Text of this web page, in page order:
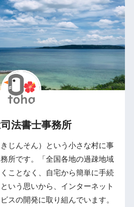
法書士事務所
じんそん）という小さな村に事
所です。「全国各地の過疎地域
ことなく、自宅から簡単に手続
いう思いから、インターネット
スの開発に取り組んでいます。